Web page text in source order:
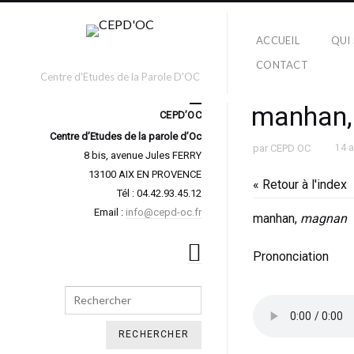
Centre d'Etudes de la Parole D'OC
ACCUEIL
QUI
CONTACT
par CEPD OC 14
« Retour à l'index
manhan, magnan
Prononciation
CEPD’OC
Centre d’Etudes de la parole d’Oc
8 bis, avenue Jules FERRY
13100 AIX EN PROVENCE
Tél : 04.42.93.45.12
Email : info@cepd-oc.fr
Search